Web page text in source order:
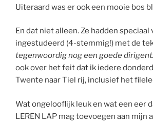
Uiteraard was er ook een mooie bos
En dat niet alleen. Ze hadden
ingestudeerd (4-stemmig!) met de
tegenwoordig nog een goede
ook over het feit dat ik iedere
Twente naar Tiel rij, inclusief het
Wat ongelooflijk leuk en wat een eer
LEREN LAP mag toevoegen aan mijn